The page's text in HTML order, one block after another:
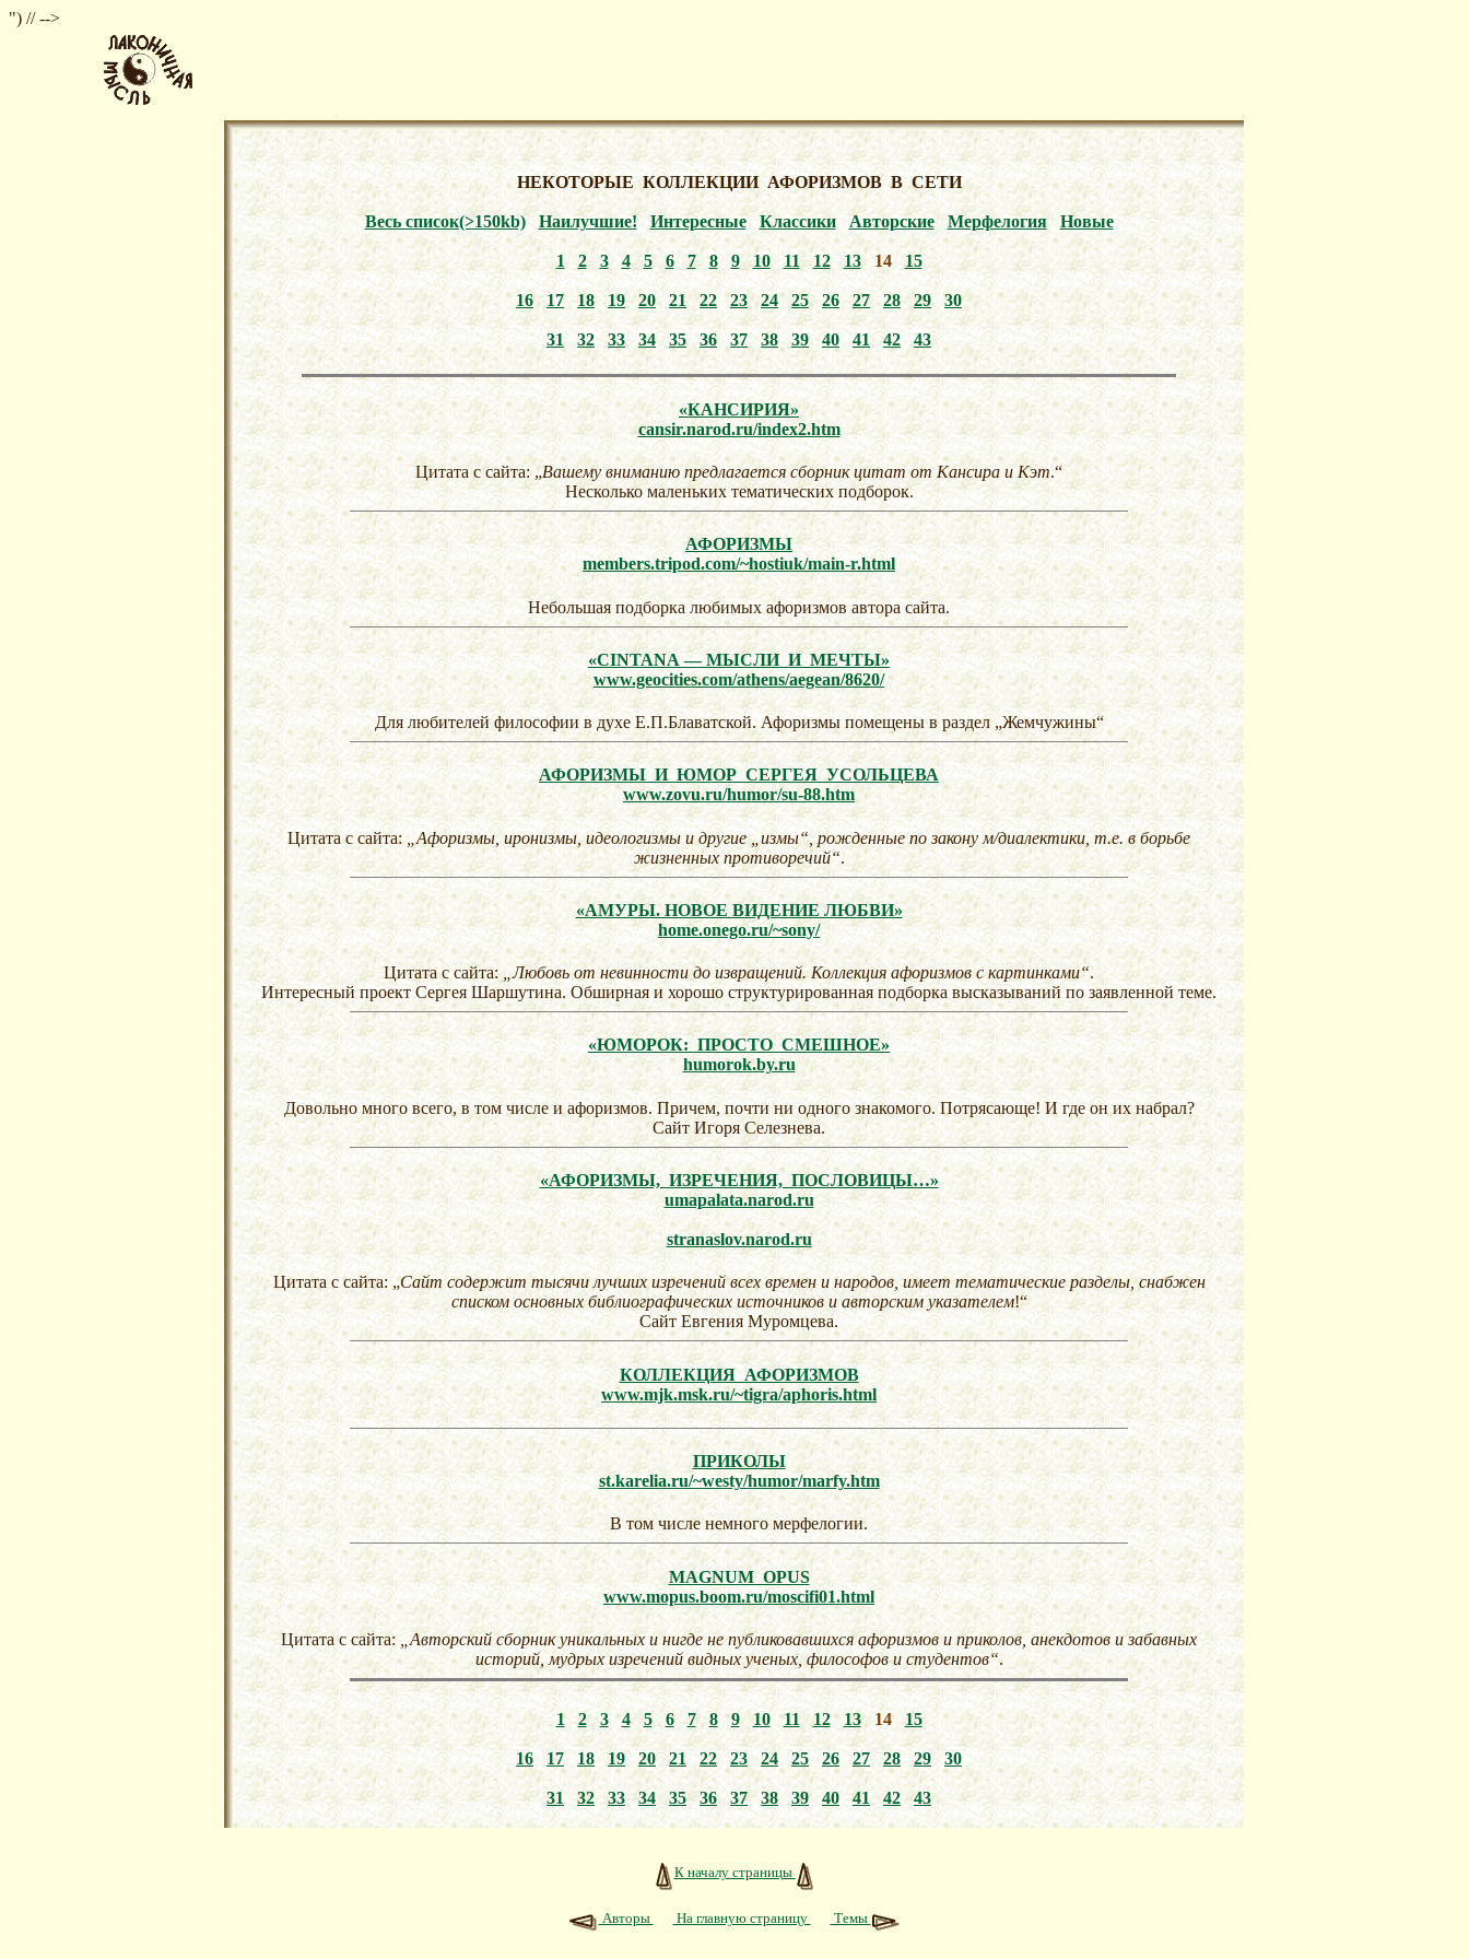
") // -->
НЕКОТОРЫЕ КОЛЛЕКЦИИ АФОРИЗМОВ В СЕТИ
Весь список(>150kb) Наилучшие! Интересные Классики Авторские Мерфелогия Новые
1 2 3 4 5 6 7 8 9 10 11 12 13 14 15
16 17 18 19 20 21 22 23 24 25 26 27 28 29 30
31 32 33 34 35 36 37 38 39 40 41 42 43
«КАНСИРИЯ»
cansir.narod.ru/index2.htm
Цитата с сайта: „Вашему вниманию предлагается сборник цитат от Кансира и Кэт.“
Несколько маленьких тематических подборок.
АФОРИЗМЫ
members.tripod.com/~hostiuk/main-r.html
Небольшая подборка любимых афоризмов автора сайта.
«CINTANA — МЫСЛИ И МЕЧТЫ»
www.geocities.com/athens/aegean/8620/
Для любителей философии в духе Е.П.Блаватской. Афоризмы помещены в раздел „Жемчужины“
АФОРИЗМЫ И ЮМОР СЕРГЕЯ УСОЛЬЦЕВА
www.zovu.ru/humor/su-88.htm
Цитата с сайта:
„Афоризмы, иронизмы, идеологизмы и другие „измы“, рожденные по закону м/диалектики, т.е. в борьбе
жизненных противоречий“.
«АМУРЫ. НОВОЕ ВИДЕНИЕ ЛЮБВИ»
home.onego.ru/~sony/
Цитата с сайта: „Любовь от невинности до извращений. Коллекция афоризмов с картинками“.
Интересный проект Сергея Шаршутина. Обширная и хорошо структурированная подборка высказываний по заявленной теме.
«ЮМОРОК: ПРОСТО СМЕШНОЕ»
humorok.by.ru
Довольно много всего, в том числе и афоризмов. Причем, почти ни одного знакомого. Потрясающе! И где он их набрал?
Сайт Игоря Селезнева.
«АФОРИЗМЫ, ИЗРЕЧЕНИЯ, ПОСЛОВИЦЫ…»
umapalata.narod.ru
stranaslov.narod.ru
Цитата с сайта: „Сайт содержит тысячи лучших изречений всех времен и народов, имеет тематические разделы, снабжен
списком основных библиографических источников и авторским указателем!“
Сайт Евгения Муромцева.
КОЛЛЕКЦИЯ АФОРИЗМОВ
www.mjk.msk.ru/~tigra/aphoris.html
ПРИКОЛЫ
st.karelia.ru/~westy/humor/marfy.htm
В том числе немного мерфелогии.
MAGNUM OPUS
www.mopus.boom.ru/moscifi01.html
Цитата с сайта: „Авторский сборник уникальных и нигде не публиковавшихся афоризмов и приколов, анекдотов и забавных
историй, мудрых изречений видных ученых, философов и студентов“.
1 2 3 4 5 6 7 8 9 10 11 12 13 14 15
16 17 18 19 20 21 22 23 24 25 26 27 28 29 30
31 32 33 34 35 36 37 38 39 40 41 42 43
К началу страницы
Авторы На главную страницу Темы